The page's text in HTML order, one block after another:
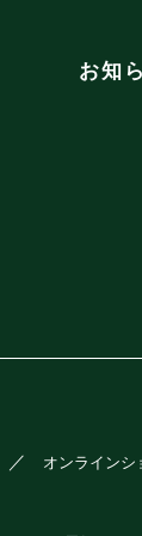
お知
オンラインシ